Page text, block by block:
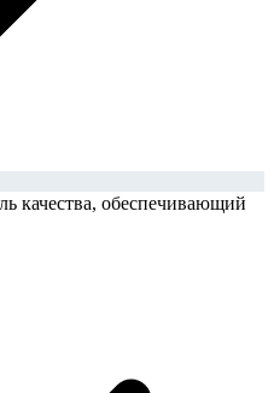
качества, обеспечивающий